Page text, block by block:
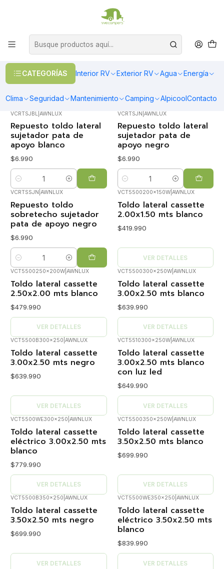
CATEGORÍAS Interior RV Exterior RV Agua Energía
Clima Seguridad Mantenimiento Camping AlpicoolContacto
OFERTAS EN CALEFACCIÓN DIESEL
Toldos Laterales
FILTROS
VCRTSJBL AWNLUX
Repuesto toldo lateral
sujetador pata de
apoyo blanco
$6.990
Cantidad
VCRTSJN AWNLUX
Repuesto toldo lateral
sujetador pata de
apoyo negro
$6.990
Cantidad
VCRTSSJN AWNLUX
Repuesto toldo
sobretecho sujetador
pata de apoyo negro
$6.990
Cantidad
VCT5500200x150W| AWNLUX
Toldo lateral cassette
2.00x1.50 mts blanco
$419.990
VER DETALLES
VCT5500250x200W AWNLUX
Toldo lateral cassette
2.50x2.00 mts blanco
$479.990
VER DETALLES
VCT5500300x250W| AWNLUX
Toldo lateral cassette
3.00x2.50 mts blanco
$639.990
VER DETALLES
VCT5500B300x250 AWNLUX
Toldo lateral cassette
3.00x2.50 mts negro
$639.990
VER DETALLES
VCT5510300x250W| AWNLUX
Toldo lateral cassette
3.00x2.50 mts blanco
con luz led
$649.990
VER DETALLES
VCT5500WE300x250 AWNLUX
Toldo lateral cassette
eléctrico 3.00x2.50 mts
blanco
$779.990
VER DETALLES
VCT5500350x250W| AWNLUX
Toldo lateral cassette
3.50x2.50 mts blanco
$699.990
VER DETALLES
VCT5500B350x250 AWNLUX
Toldo lateral cassette
3.50x2.50 mts negro
$699.990
VER DETALLES
VCT5500WE350x250 AWNLUX
Toldo lateral cassette
eléctrico 3.50x2.50 mts
blanco
$839.990
VER DETALLES